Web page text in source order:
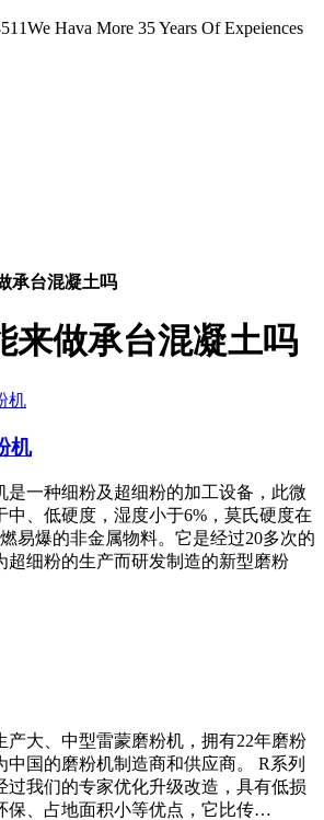
We Hava More 35 Years Of Expeiences
承台混凝土吗
来做承台混凝土吗
机
是一种细粉及超细粉的加工设备，此微
中、低硬度，湿度小于6%，莫氏硬度在
易爆的非金属物料。它是经过20多次的
超细粉的生产而研发制造的新型磨粉
产大、中型雷蒙磨粉机，拥有22年磨粉
中国的磨粉机制造商和供应商。 R系列
过我们的专家优化升级改造，具有低损
保、占地面积小等优点，它比传…